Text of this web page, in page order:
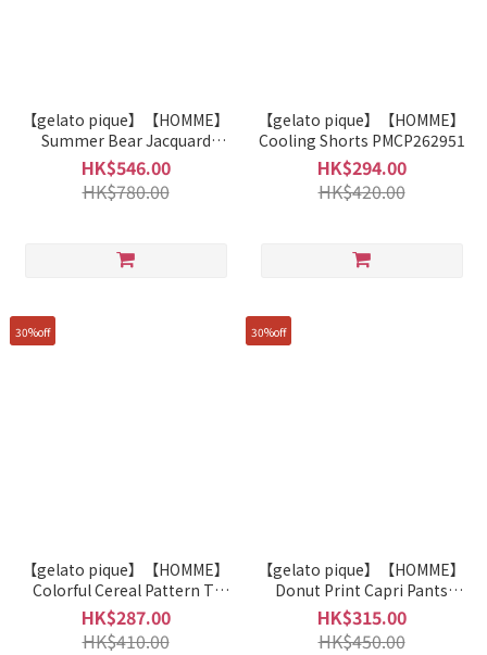
【gelato pique】【HOMME】
Summer Bear Jacquard
Short-Sleeve Hoodie
PMNT262041
HK$546.00
HK$780.00
【gelato pique】【HOMME】
Cooling Shorts PMCP262951
HK$294.00
HK$420.00
30%off
【gelato pique】【HOMME】
Colorful Cereal Pattern T-
shirt PMCT261915
HK$287.00
HK$410.00
30%off
【gelato pique】【HOMME】
Donut Print Capri Pants
PMCP261914
HK$315.00
HK$450.00